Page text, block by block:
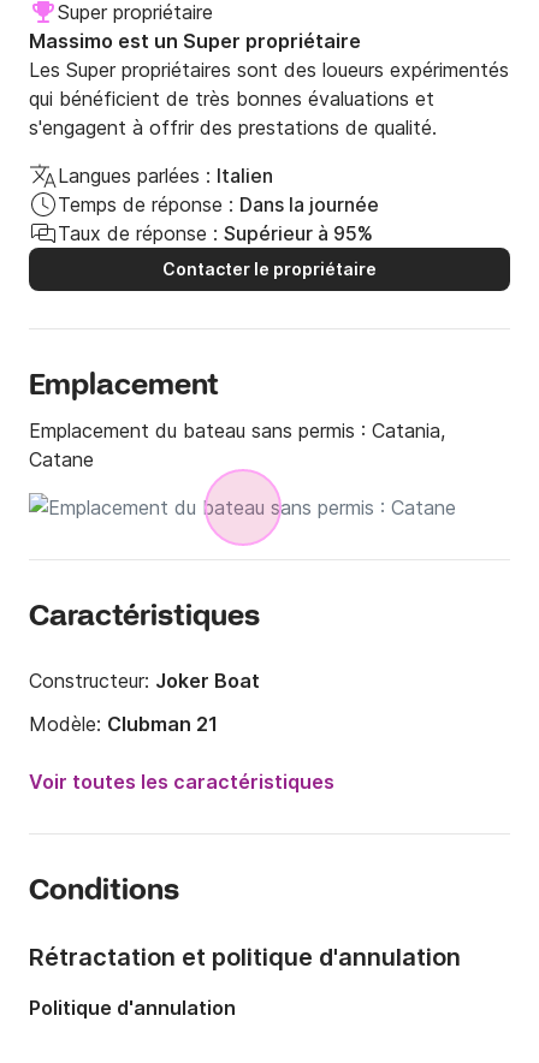
Super propriétaire
Massimo est un Super propriétaire
Les Super propriétaires sont des loueurs expérimentés
qui bénéficient de très bonnes évaluations et
s'engagent à offrir des prestations de qualité.
Langues parlées : Italien
Temps de réponse : Dans la journée
Taux de réponse : Supérieur à 95%
Contacter le propriétaire
Emplacement
Emplacement du bateau sans permis : Catania,
Catane
Caractéristiques
Constructeur: Joker Boat
Modèle: Clubman 21
Puissance moteur:
40cv
Capacité à bord:
Voir toutes les caractéristiques
Conditions
Rétractation et politique d'annulation
Politique d'annulation